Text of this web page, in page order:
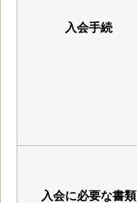
入会手続
入会に必要な書類